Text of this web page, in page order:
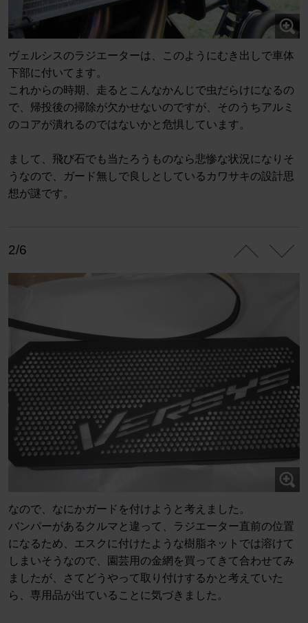
ヴェルシスのラジエーターは、このようにむき出しで車体
下部に付いてます。
これからの時期、走るとこんなかんじで虫だらけになるの
で、帰投後の掃除が欠かせないのですが、そのうちアルミ
のコアが潰れるのではないかと危惧しています。
まして、飛び石でも当たろうものなら悲惨な状況になりそ
うなので、ガード無しで良しとしているカワサキの設計思
想が謎です。
2/6
なので、なにかガードを付けようと考えました。
バンパーがあるクルマと違って、ラジエーター直前の位置
になるため、エスクに付けたような樹脂ネットでは溶けて
しまいそうなので、園芸用の金網を買ってきて合わせてみ
ましたが、さてどうやって取り付けするかと考えていた
ら、専用品が出ていることに気づきました。